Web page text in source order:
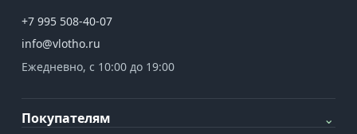
+7 995 508-40-07
info@vlotho.ru
Ежедневно, с 10:00 до 19:00
Покупателям
⌄